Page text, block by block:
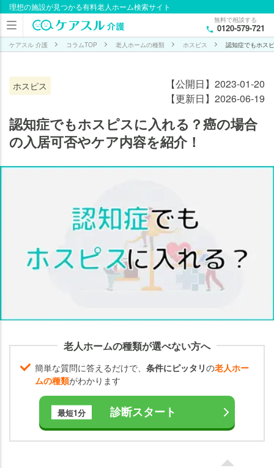
理想の施設が見つかる有料老人ホーム検索サイト
無料で相談する
0120-579-721
ケアスル 介護 コラムTOP 老人ホームの種類 ホスピス 認知症でもホス
ホスピス
【公開日】2023-01-20
【更新日】2026-06-19
認知症でもホスピスに入れる？癌の場合
の入居可否やケア内容を紹介！
老人ホームの種類が選べない方へ
簡単な質問に答えるだけで、 条件にピッタリの老人ホー
ムの種類がわかります
最短1分 診断スタート
目次
認
知
で
も
ス
ピ
ス
に
癌と
して
もホ
スピ
スに
入れ
認